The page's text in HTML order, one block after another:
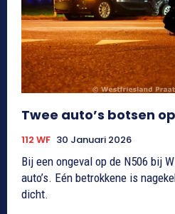
Twee auto’s botsen
112 WF 30 Januari 2026
Bij een ongeval op de N506 bij
auto’s. Eén betrokkene is
dicht.